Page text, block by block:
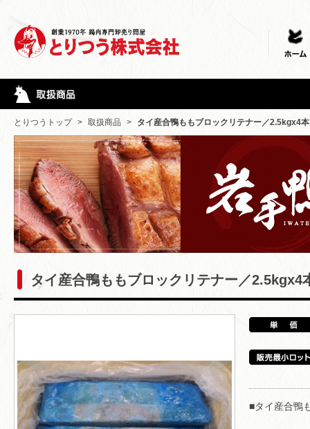
とりつうトップ > 取扱商品 > タイ産合鴨ももブロックリテナー／2.5kgx4
タイ産合鴨ももブロックリテナー／2.5kgx4
■タイ産合鴨